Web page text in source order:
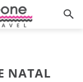
NATAL